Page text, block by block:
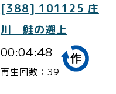
[388] 101125 庄
川 鮭の遡上
00:04:48
再生回数：39